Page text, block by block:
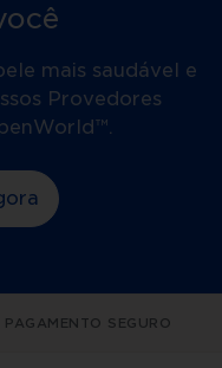
mais saudável e
Provedores
PAGAMENTO SEGURO